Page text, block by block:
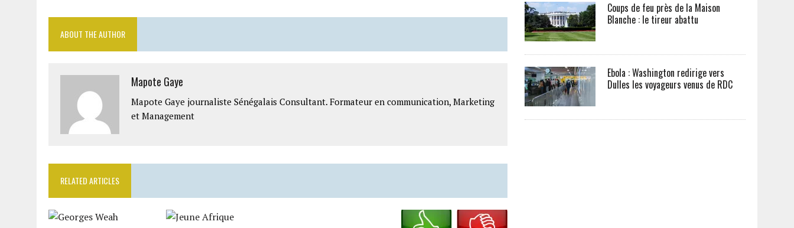
ABOUT THE AUTHOR
Mapote Gaye
Mapote Gaye journaliste Sénégalais Consultant. Formateur en communication, Marketing
et Management
RELATED ARTICLES
Coups de feu près de la Maison
Blanche : le tireur abattu
Ebola : Washington redirige vers
Dulles les voyageurs venus de RDC